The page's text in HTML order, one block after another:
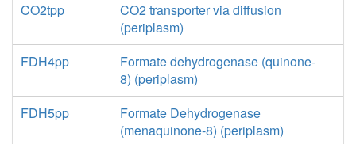
CO2tpp
CO2 transporter via diffusion
(periplasm)
FDH4pp
Formate dehydrogenase (quinone-
8) (periplasm)
FDH5pp
Formate Dehydrogenase
(menaquinone-8) (periplasm)